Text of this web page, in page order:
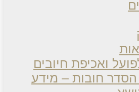
ואכיפת חיובים
חובות – מידע